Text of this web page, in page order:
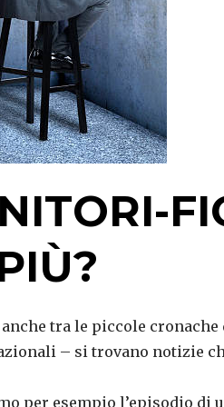
tra le piccole
– si trovano notizie
per esempio l’episodio di